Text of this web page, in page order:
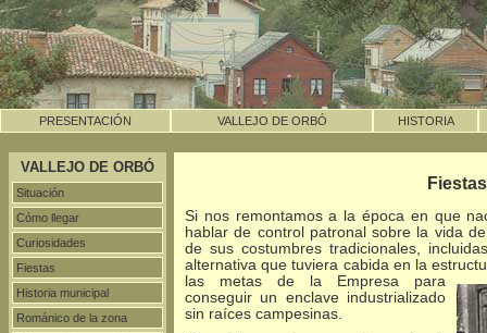
PRESENTACIÓN VALLEJO DE ORBÓ HISTORIA
VALLEJO DE ORBÓ
Situación
Cómo llegar
Curiosidades
Fiestas
Historia municipal
Románico de la zona
Fiestas
Si nos remontamos a la época en que
hablar de control patronal sobre la vida
de sus costumbres tradicionales,
alternativa que tuviera cabida en la
las metas de la Empresa para
conseguir un enclave industrializado
sin raíces campesinas.